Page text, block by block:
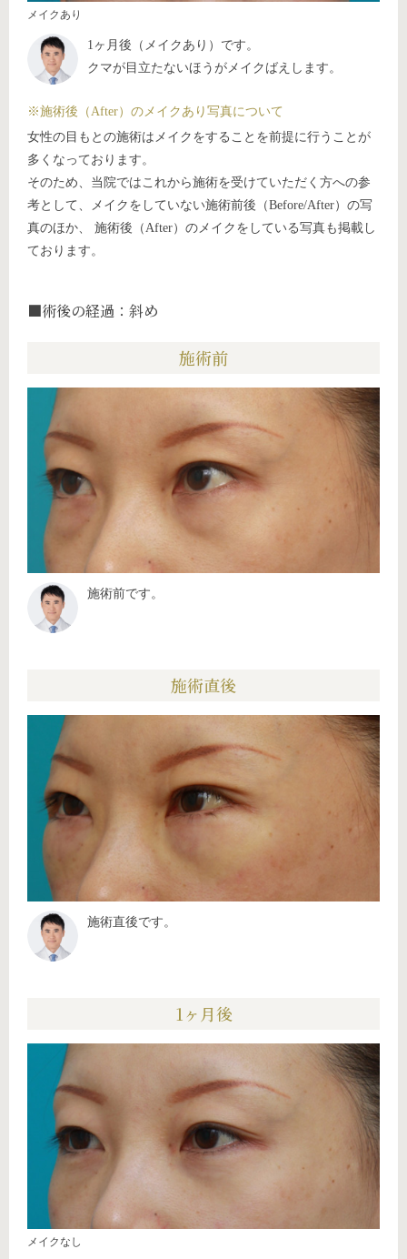
メイクあり
1ヶ月後（メイクあり）です。
クマが目立たないほうがメイクばえします。
※施術後（After）のメイクあり写真について
女性の目もとの施術はメイクをすることを前提に行うことが
多くなっております。
そのため、当院ではこれから施術を受けていただく方への参
考として、メイクをしていない施術前後（Before/After）の写
真のほか、 施術後（After）のメイクをしている写真も掲載し
ております。
■術後の経過：斜め
施術前
施術前です。
施術直後
施術直後です。
1ヶ月後
メイクなし